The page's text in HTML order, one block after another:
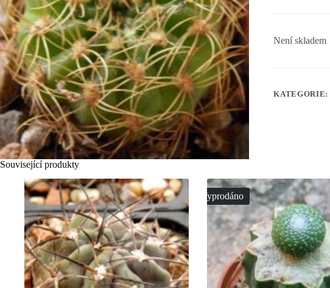
Není skladem
KATEGORIE:
Související produkty
Vyprodáno